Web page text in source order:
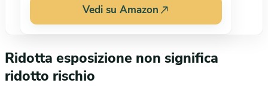
Vedi su Amazon
Ridotta esposizione non significa
ridotto rischio